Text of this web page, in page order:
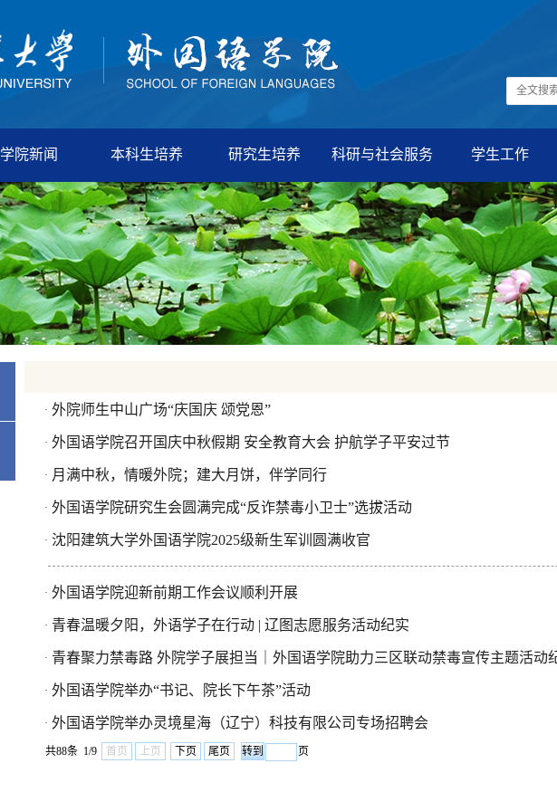
学院新闻 本科生培养 研究生培养 科研与社会服务 学生工作
· 外院师生中山广场“庆国庆 颂党恩”
· 外国语学院召开国庆中秋假期 安全教育大会 护航学子平安过节
· 月满中秋，情暖外院；建大月饼，伴学同行
· 外国语学院研究生会圆满完成“反诈禁毒小卫士”选拔活动
· 沈阳建筑大学外国语学院2025级新生军训圆满收官
· 外国语学院迎新前期工作会议顺利开展
· 青春温暖夕阳，外语学子在行动 | 辽图志愿服务活动纪实
· 青春聚力禁毒路 外院学子展担当｜外国语学院助力三区联动禁毒宣传主题活动
· 外国语学院举办“书记、院长下午茶”活动
· 外国语学院举办灵境星海（辽宁）科技有限公司专场招聘会
共88条 1/9 首页 上页 下页 尾页 页